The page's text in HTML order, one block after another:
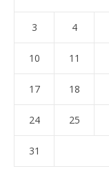
3 4
10 11
17 18
24 25
31